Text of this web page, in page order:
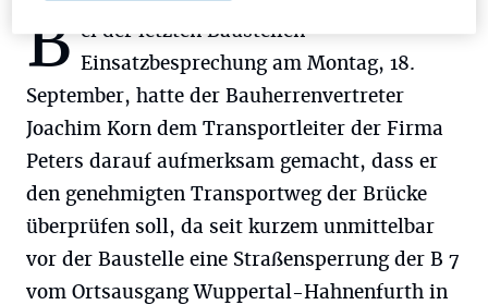
B ei der letzten Baustellen-
Einsatzbesprechung am Montag, 18.
September, hatte der Bauherrenvertreter
Joachim Korn dem Transportleiter der Firma
Peters darauf aufmerksam gemacht, dass er
den genehmigten Transportweg der Brücke
überprüfen soll, da seit kurzem unmittelbar
vor der Baustelle eine Straßensperrung der B 7
vom Ortsausgang Wuppertal-Hahnenfurth in